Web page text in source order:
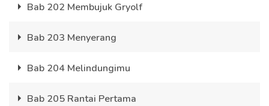
Bab 202 Membujuk Gryolf
Bab 203 Menyerang
Bab 204 Melindungimu
Bab 205 Rantai Pertama